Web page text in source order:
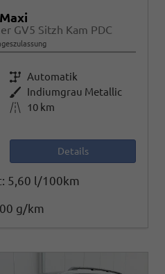
GV5 Sitzh Kam PDC
Getriebe Automatik
Außenfarbe Indiumgrau Metallic
Kilometerstand
10 km
Details
5,60 l/100km
g/km